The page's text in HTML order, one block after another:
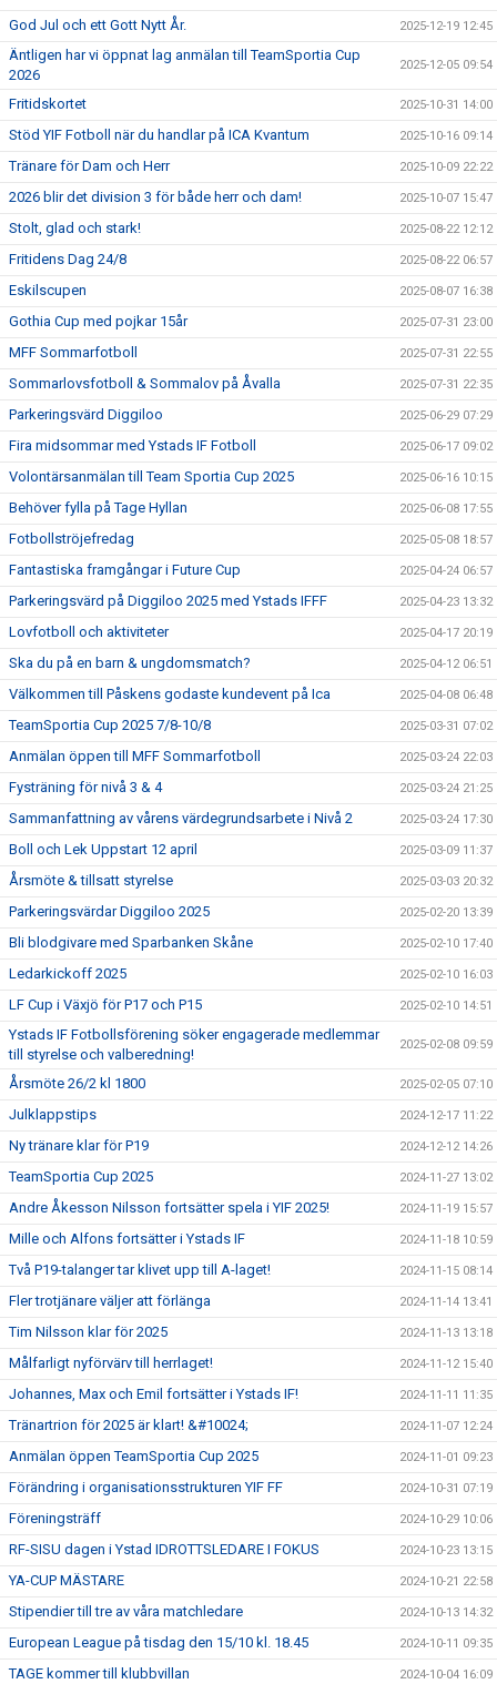
God Jul och ett Gott Nytt År. 2025-12-19 12:45
Äntligen har vi öppnat lag anmälan till TeamSportia Cup
2026
2025-12-05 09:54
Fritidskortet 2025-10-31 14:00
Stöd YIF Fotboll när du handlar på ICA Kvantum 2025-10-16 09:14
Tränare för Dam och Herr 2025-10-09 22:22
2026 blir det division 3 för både herr och dam! 2025-10-07 15:47
Stolt, glad och stark! 2025-08-22 12:12
Fritidens Dag 24/8 2025-08-22 06:57
Eskilscupen 2025-08-07 16:38
Gothia Cup med pojkar 15år 2025-07-31 23:00
MFF Sommarfotboll 2025-07-31 22:55
Sommarlovsfotboll & Sommalov på Åvalla 2025-07-31 22:35
Parkeringsvärd Diggiloo 2025-06-29 07:29
Fira midsommar med Ystads IF Fotboll 2025-06-17 09:02
Volontärsanmälan till Team Sportia Cup 2025 2025-06-16 10:15
Behöver fylla på Tage Hyllan 2025-06-08 17:55
Fotbollströjefredag 2025-05-08 18:57
Fantastiska framgångar i Future Cup 2025-04-24 06:57
Parkeringsvärd på Diggiloo 2025 med Ystads IFFF 2025-04-23 13:32
Lovfotboll och aktiviteter 2025-04-17 20:19
Ska du på en barn & ungdomsmatch? 2025-04-12 06:51
Välkommen till Påskens godaste kundevent på Ica 2025-04-08 06:48
TeamSportia Cup 2025 7/8-10/8 2025-03-31 07:02
Anmälan öppen till MFF Sommarfotboll 2025-03-24 22:03
Fysträning för nivå 3 & 4 2025-03-24 21:25
Sammanfattning av vårens värdegrundsarbete i Nivå 2 2025-03-24 17:30
Boll och Lek Uppstart 12 april 2025-03-09 11:37
Årsmöte & tillsatt styrelse 2025-03-03 20:32
Parkeringsvärdar Diggiloo 2025 2025-02-20 13:39
Bli blodgivare med Sparbanken Skåne 2025-02-10 17:40
Ledarkickoff 2025 2025-02-10 16:03
LF Cup i Växjö för P17 och P15 2025-02-10 14:51
Ystads IF Fotbollsförening söker engagerade medlemmar
till styrelse och valberedning!
2025-02-08 09:59
Årsmöte 26/2 kl 1800 2025-02-05 07:10
Julklappstips 2024-12-17 11:22
Ny tränare klar för P19 2024-12-12 14:26
TeamSportia Cup 2025 2024-11-27 13:02
Andre Åkesson Nilsson fortsätter spela i YIF 2025! 2024-11-19 15:57
Mille och Alfons fortsätter i Ystads IF 2024-11-18 10:59
Två P19-talanger tar klivet upp till A-laget! 2024-11-15 08:14
Fler trotjänare väljer att förlänga 2024-11-14 13:41
Tim Nilsson klar för 2025 2024-11-13 13:18
Målfarligt nyförvärv till herrlaget! 2024-11-12 15:40
Johannes, Max och Emil fortsätter i Ystads IF! 2024-11-11 11:35
Tränartrion för 2025 är klart! &#10024; 2024-11-07 12:24
Anmälan öppen TeamSportia Cup 2025 2024-11-01 09:23
Förändring i organisationsstrukturen YIF FF 2024-10-31 07:19
Föreningsträff 2024-10-29 10:06
RF-SISU dagen i Ystad IDROTTSLEDARE I FOKUS 2024-10-23 13:15
YA-CUP MÄSTARE 2024-10-21 22:58
Stipendier till tre av våra matchledare 2024-10-13 14:32
European League på tisdag den 15/10 kl. 18.45 2024-10-11 09:35
TAGE kommer till klubbvillan 2024-10-04 16:09